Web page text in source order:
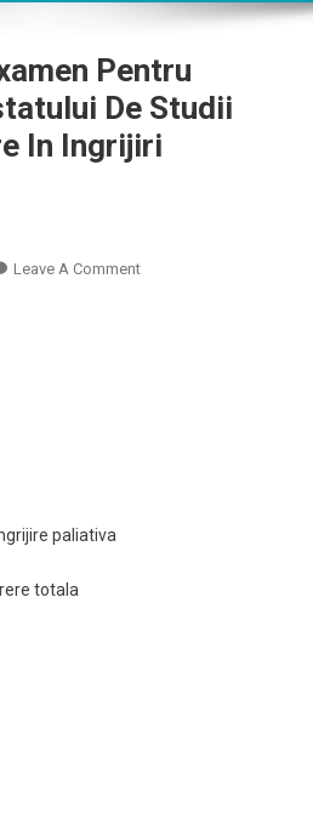
Pentru
De Studii
In Ingrijiri
Leave A CommentOn
paliativa
totala